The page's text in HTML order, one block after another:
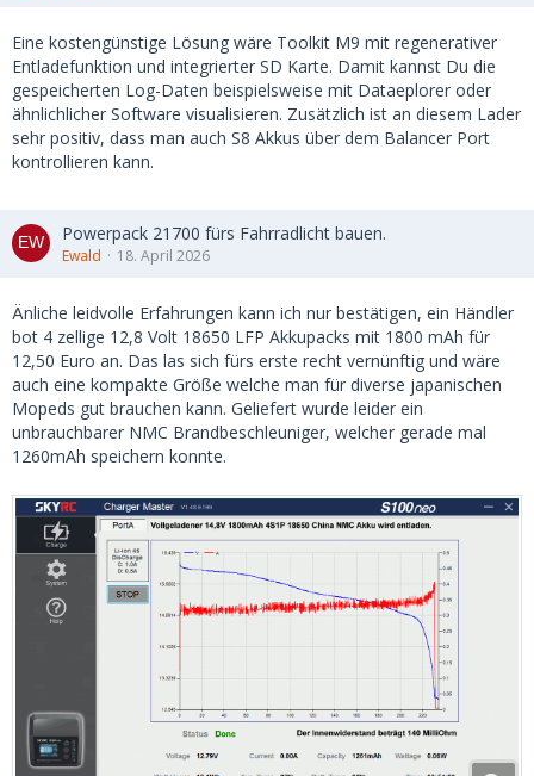
Eine kostengünstige Lösung wäre Toolkit M9 mit regenerativer
Entladefunktion und integrierter SD Karte. Damit kannst Du die
gespeicherten Log-Daten beispielsweise mit Dataeplorer oder
ähnlichlicher Software visualisieren. Zusätzlich ist an diesem Lader
sehr positiv, dass man auch S8 Akkus über dem Balancer Port
kontrollieren kann.
Powerpack 21700 fürs Fahrradlicht bauen.
Ewald 18. April 2026
Änliche leidvolle Erfahrungen kann ich nur bestätigen, ein Händler
bot 4 zellige 12,8 Volt 18650 LFP Akkupacks mit 1800 mAh für
12,50 Euro an. Das las sich fürs erste recht vernünftig und wäre
auch eine kompakte Größe welche man für diverse japanischen
Mopeds gut brauchen kann. Geliefert wurde leider ein
unbrauchbarer NMC Brandbeschleuniger, welcher gerade mal
1260mAh speichern konnte.